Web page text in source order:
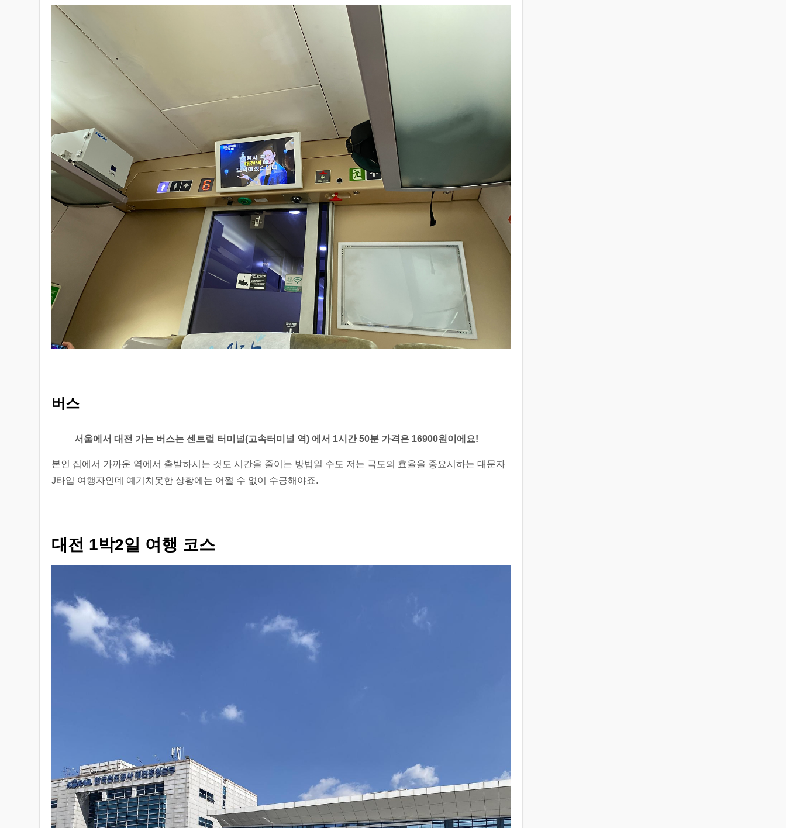
버스
서울에서 대전 가는 버스는 센트럴 터미널(고속터미널 역) 에서 1시간 50분 가격은 16900원이에요!
본인 집에서 가까운 역에서 출발하시는 것도 시간을 줄이는 방법일 수도 저는 극도의 효율을 중요시하는 대문자
J타입 여행자인데 예기치못한 상황에는 어쩔 수 없이 수긍해야죠.
대전 1박2일 여행 코스